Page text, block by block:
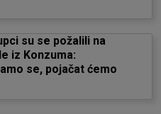
su se požalili na
iz Konzuma:
se, pojačat ćemo